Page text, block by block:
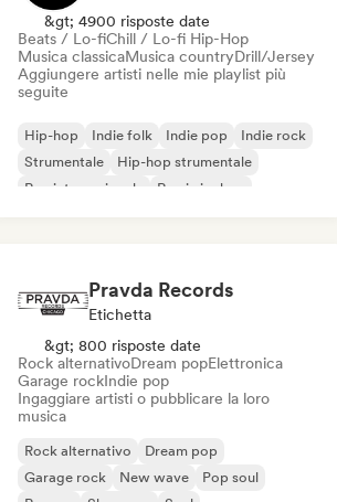
&gt; 4900 risposte date
Beats / Lo-fiChill / Lo-fi Hip-Hop
Musica classicaMusica countryDrill/Jersey
Aggiungere artisti nelle mie playlist più
seguite
Hip-hop Indie folk Indie pop
Indie rock
Strumentale
Hip-hop strumentale
Rap internazionale
Rap in inglese
Pravda Records
Etichetta
&gt; 800 risposte date
Rock alternativoDream popElettronica
Garage rockIndie pop
Ingaggiare artisti o pubblicare la loro
musica
Rock alternativo
Dream pop
Garage rock
New wave
Pop soul